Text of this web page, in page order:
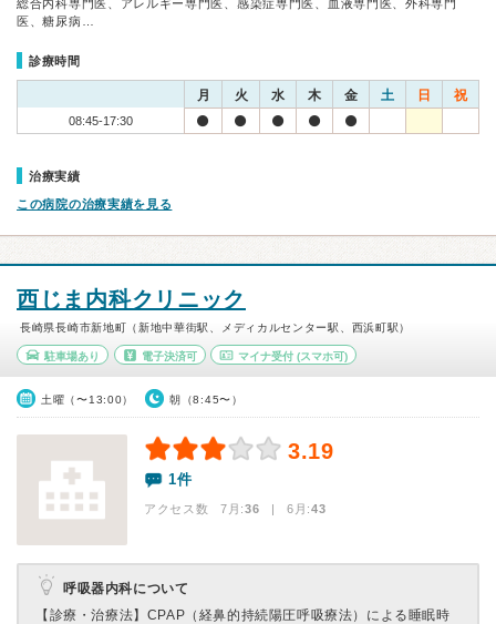
総合内科専門医、アレルギー専門医、感染症専門医、血液専門医、外科専門
医、糖尿病…
診療時間
月 火 水 木 金 土 日 祝
08:45-17:30
治療実績
この病院の治療実績を見る
西じま内科クリニック
長崎県長崎市新地町（新地中華街駅、メディカルセンター駅、西浜町駅）
駐車場あり 電子決済可 マイナ受付 (スマホ可)
土曜（〜13:00） 朝（8:45〜）
3.19
1件
アクセス数 7月:36 | 6月:43
呼吸器内科について
【診療・治療法】 CPAP（経鼻的持続陽圧呼吸療法）による睡眠時